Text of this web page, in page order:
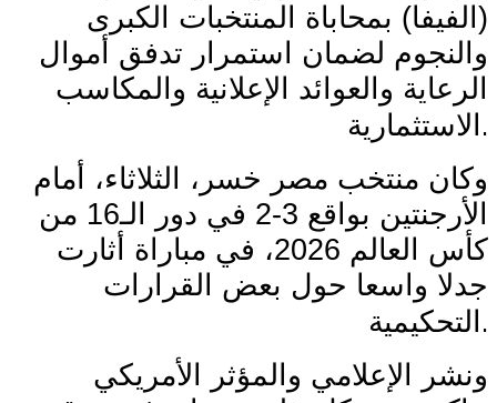
(الفيفا) بمحاباة المنتخبات الكبرى
والنجوم لضمان استمرار تدفق أموال
الرعاية والعوائد الإعلانية والمكاسب
الاستثمارية .
وكان منتخب مصر خسر، الثلاثاء، أمام
الأرجنتين بواقع 3-2 في دور الـ16 من
كأس العالم 2026، في مباراة أثارت
جدلا واسعا حول بعض القرارات
التحكيمية .
ونشر الإعلامي والمؤثر الأمريكي